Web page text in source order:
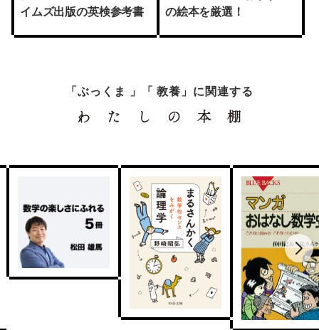
イムズ出版の英検参考書
の絵本を厳選！
「ぶっくま 」「 教養」に関連する